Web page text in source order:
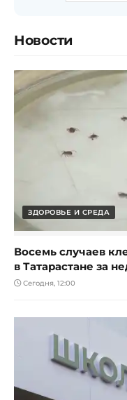
Новости
ЗДОРОВЬЕ И СРЕДА
Восемь случаев
в Татарастане за
Сегодня, 12:00